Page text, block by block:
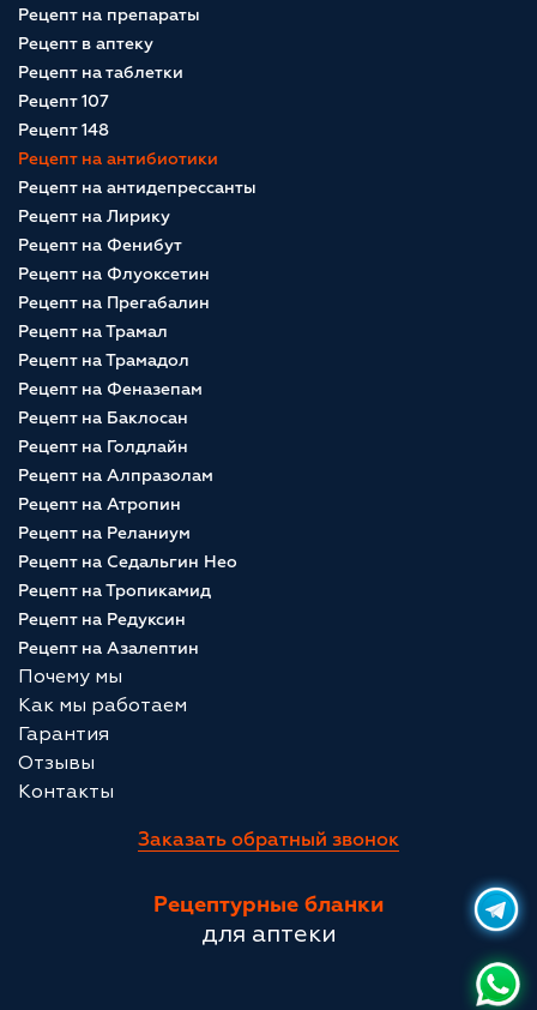
Рецептурные бланки
для аптеки
Рецепт на препараты
Рецепт в аптеку
Рецепт на таблетки
Рецепт 107
Рецепт 148
Рецепт на антибиотики
Рецепт на антидепрессанты
Рецепт на Лирику
Рецепт на Фенибут
Рецепт на Флуоксетин
Рецепт на Прегабалин
Рецепт на Трамал
Рецепт на Трамадол
Рецепт на Феназепам
Рецепт на Баклосан
Рецепт на Голдлайн
Рецепт на Алпразолам
Рецепт на Атропин
Рецепт на Реланиум
Рецепт на Седальгин Нео
Рецепт на Тропикамид
Рецепт на Редуксин
Рецепт на Азалептин
Почему мы
Как мы работаем
Гарантия
Отзывы
Контакты
Заказать обратный звонок